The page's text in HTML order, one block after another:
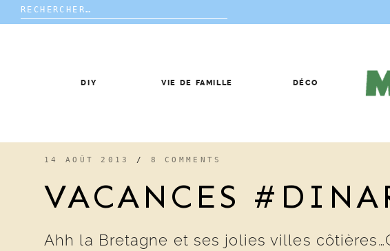
Rechercher :
DIY VIE DE FAMILLE DÉCO
14 AOÛT 2013 / 8 COMMENTS
VACANCES
Ahh la Bretagne et ses jolies villes